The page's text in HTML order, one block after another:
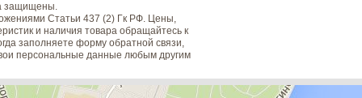
защищены.
Статьи 437 (2) Гк РФ. Цены,
и наличия товара обращайтесь к
заполняете форму обратной связи,
персональные данные любым другим